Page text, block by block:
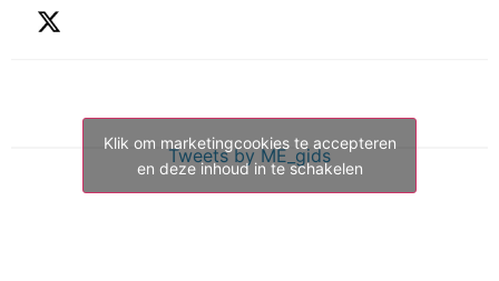
Tweets by ME_gids
Klik om marketingcookies te accepteren
en deze inhoud in te schakelen